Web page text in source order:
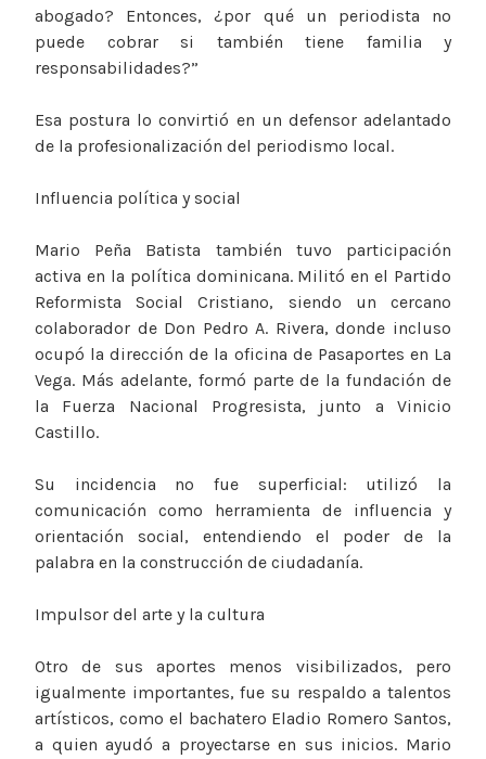
abogado? Entonces, ¿por qué un periodista no
puede cobrar si también tiene familia y
responsabilidades?”
Esa postura lo convirtió en un defensor adelantado
de la profesionalización del periodismo local.
Influencia política y social
Mario Peña Batista también tuvo participación
activa en la política dominicana. Militó en el Partido
Reformista Social Cristiano, siendo un cercano
colaborador de Don Pedro A. Rivera, donde incluso
ocupó la dirección de la oficina de Pasaportes en La
Vega. Más adelante, formó parte de la fundación de
la Fuerza Nacional Progresista, junto a Vinicio
Castillo.
Su incidencia no fue superficial: utilizó la
comunicación como herramienta de influencia y
orientación social, entendiendo el poder de la
palabra en la construcción de ciudadanía.
Impulsor del arte y la cultura
Otro de sus aportes menos visibilizados, pero
igualmente importantes, fue su respaldo a talentos
artísticos, como el bachatero Eladio Romero Santos,
a quien ayudó a proyectarse en sus inicios. Mario